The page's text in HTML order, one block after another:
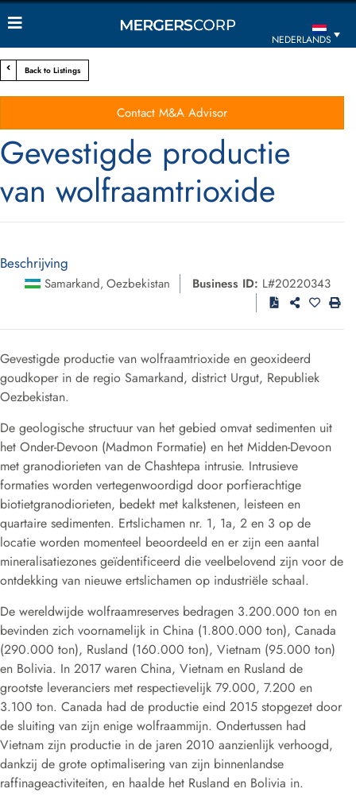
NEDERLANDS
Back to Listings
Contact M&A Advisor
Gevestigde productie
van wolfraamtrioxide
Beschrijving
Samarkand, Oezbekistan Business ID: L#20220343
Gevestigde productie van wolfraamtrioxide en geoxideerd
goudkoper in de regio Samarkand, district Urgut, Republiek
Oezbekistan.
De geologische structuur van het gebied omvat sedimenten uit
het Onder-Devoon (Madmon Formatie) en het Midden-Devoon
met granodiorieten van de Chashtepa intrusie. Intrusieve
formaties worden vertegenwoordigd door porfierachtige
biotietgranodiorieten, bedekt met kalkstenen, leisteen en
quartaire sedimenten. Ertslichamen nr. 1, 1a, 2 en 3 op de
locatie worden momenteel beoordeeld en er zijn een aantal
mineralisatiezones geïdentificeerd die veelbelovend zijn voor de
ontdekking van nieuwe ertslichamen op industriële schaal.
De wereldwijde wolfraamreserves bedragen 3.200.000 ton en
bevinden zich voornamelijk in China (1.800.000 ton), Canada
(290.000 ton), Rusland (160.000 ton), Vietnam (95.000 ton)
en Bolivia. In 2017 waren China, Vietnam en Rusland de
grootste leveranciers met respectievelijk 79.000, 7.200 en
3.100 ton. Canada had de productie eind 2015 stopgezet door
de sluiting van zijn enige wolfraammijn. Ondertussen had
Vietnam zijn productie in de jaren 2010 aanzienlijk verhoogd,
dankzij de grote optimalisering van zijn binnenlandse
raffinageactiviteiten, en haalde het Rusland en Bolivia in.